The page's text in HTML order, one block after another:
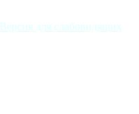
Версия для слабовидящих